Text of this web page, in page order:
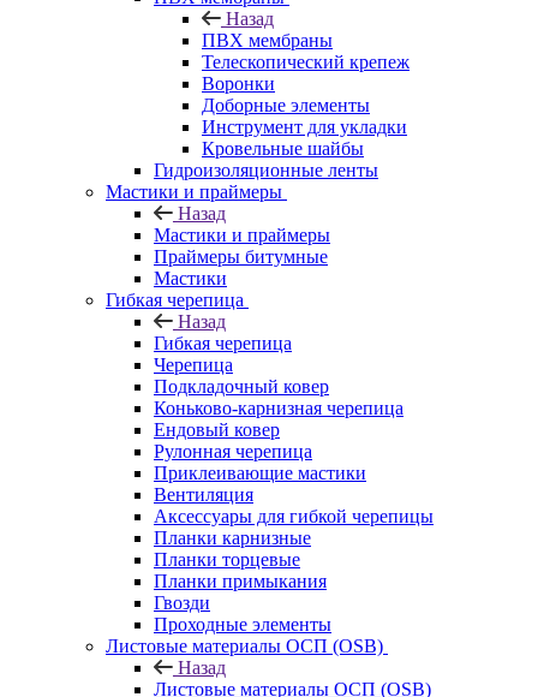
Назад
ПВХ мембраны
Телескопический крепеж
Воронки
Доборные элементы
Инструмент для укладки
Кровельные шайбы
Гидроизоляционные ленты
Мастики и праймеры
Назад
Мастики и праймеры
Праймеры битумные
Мастики
Гибкая черепица
Назад
Гибкая черепица
Черепица
Подкладочный ковер
Коньково-карнизная черепица
Ендовый ковер
Рулонная черепица
Приклеивающие мастики
Вентиляция
Аксессуары для гибкой черепицы
Планки карнизные
Планки торцевые
Планки примыкания
Гвозди
Проходные элементы
Листовые материалы ОСП (OSB)
Назад
Листовые материалы ОСП (OSB)